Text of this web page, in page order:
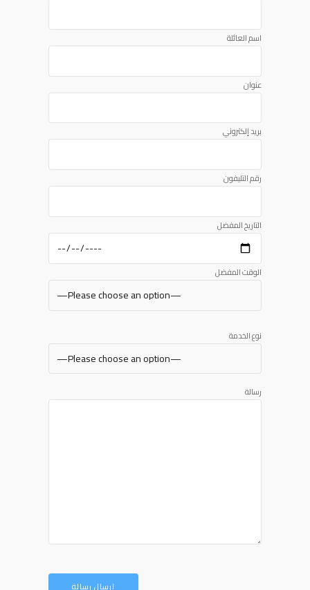
اسم العائلة
عنوان
بريد إلكتروني
رقم التليفون
التاريخ المفضل
الوقت المفضل
نوع الخدمة
رسالة